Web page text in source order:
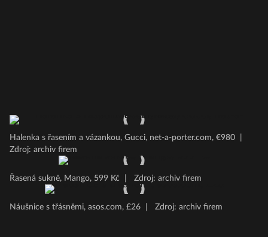
Halenka s řasením a vázankou, Gucci, net-a-porter.com, €980
Zdroj: archiv firem
Řasená sukně, Mango, 599 Kč Zdroj: archiv firem
Náušnice s třásněmi, asos.com, £26 Zdroj: archiv firem